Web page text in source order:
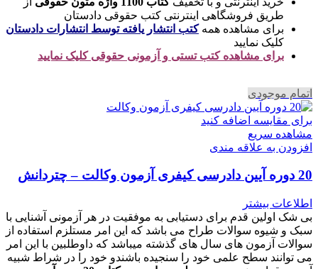
طریق فروشگاهی اینترنتی کتب حقوقی دادستان
برای مشاهده همهکتب انتشار یافته توسط انتشارات دادستان
کلیک نمایید
برای مشاهده کتب تستی و آزمونی حقوقی کلیک نمایید
اتمام موجودی
برای مقایسه اضافه کنید
مشاهده سریع
افزودن به علاقه مندی
20 دوره آیین دادرسی کیفری آزمون وکالت – چتردانش
اطلاعات بیشتر
بی شک اولین قدم برای دستیابی به موفقیت در هر آزمونی آشنایی با
سبک و شیوه سوالات طراح می باشد که این امر مستلزم استفاده از
سوالات آزمون های سال های گذشته میباشد که داوطلبین با این امر
می توانند سطح علمی خود را سنجیده باشندو خود را در شراط شبیه